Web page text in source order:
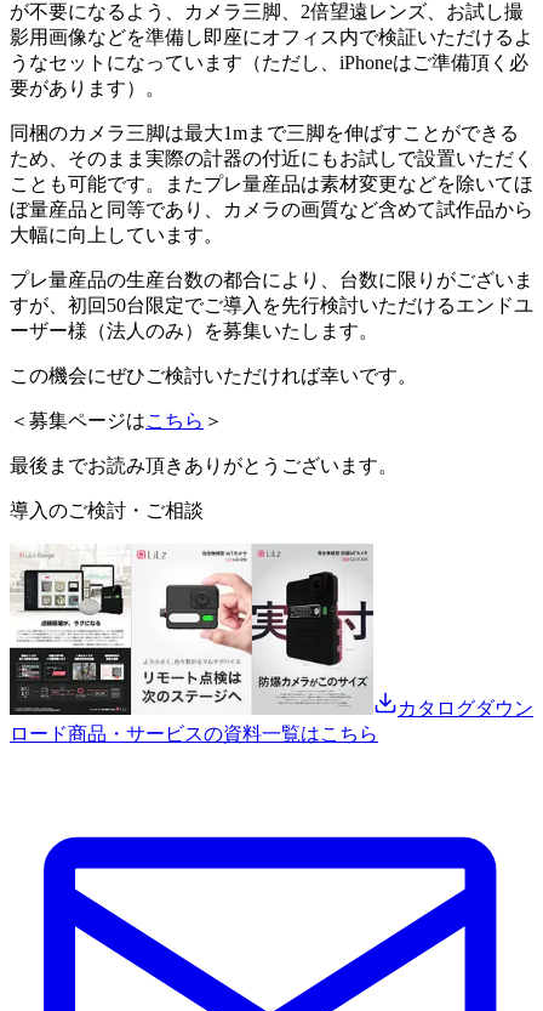
が不要になるよう、カメラ三脚、2倍望遠レンズ、お試し撮
影用画像などを準備し即座にオフィス内で検証いただけるよ
うなセットになっています（ただし、iPhoneはご準備頂く必
要があります）。
同梱のカメラ三脚は最大1mまで三脚を伸ばすことができる
ため、そのまま実際の計器の付近にもお試しで設置いただく
ことも可能です。またプレ量産品は素材変更などを除いてほ
ぼ量産品と同等であり、カメラの画質など含めて試作品から
大幅に向上しています。
プレ量産品の生産台数の都合により、台数に限りがございま
すが、初回50台限定でご導入を先行検討いただけるエンドユ
ーザー様（法人のみ）を募集いたします。
この機会にぜひご検討いただければ幸いです。
＜募集ページはこちら ＞
最後までお読み頂きありがとうございます。
導入のご検討・ご相談
カタログダウン
ロード商品・サービスの資料一覧はこちら